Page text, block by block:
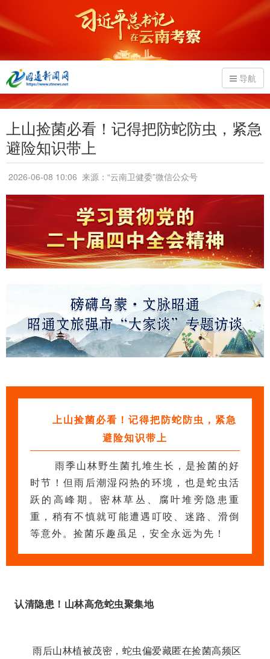
导航
上山捡菌必看！记得把防蛇防虫，紧急
避险知识带上
2026-06-08 10:06 来源：“云南卫健委”微信公众号
上山捡菌必看！记得把防蛇防虫，紧急
避险知识带上
雨季山林野生菌扎堆生长，是捡菌的好
时节！但雨后潮湿闷热的环境，也是蛇虫活
跃的高峰期。密林草丛、腐叶堆旁隐患重
重，稍有不慎就可能遭遇叮咬、迷路、滑倒
等意外。 捡菌乐趣虽足，安全永远为先！
认清隐患！山林高危蛇虫聚集地
雨后山林植被茂密，蛇虫偏爱藏匿在捡菌高频区